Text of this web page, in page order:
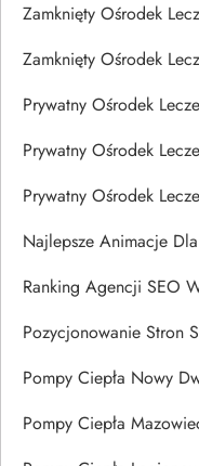
Zamknięty Ośrodek
Zamknięty Ośrodek
Prywatny Ośrodek
Prywatny Ośrodek
Prywatny Ośrodek
Najlepsze Animacje
Ranking Agencji SEO
Pozycjonowanie Stron
Pompy Ciepła Nowy
Pompy Ciepła